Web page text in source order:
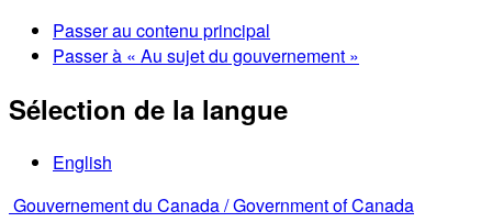
Passer au contenu principal
Passer à « Au sujet du gouvernement »
Sélection de la langue
English
Gouvernement du Canada /Government of Canada